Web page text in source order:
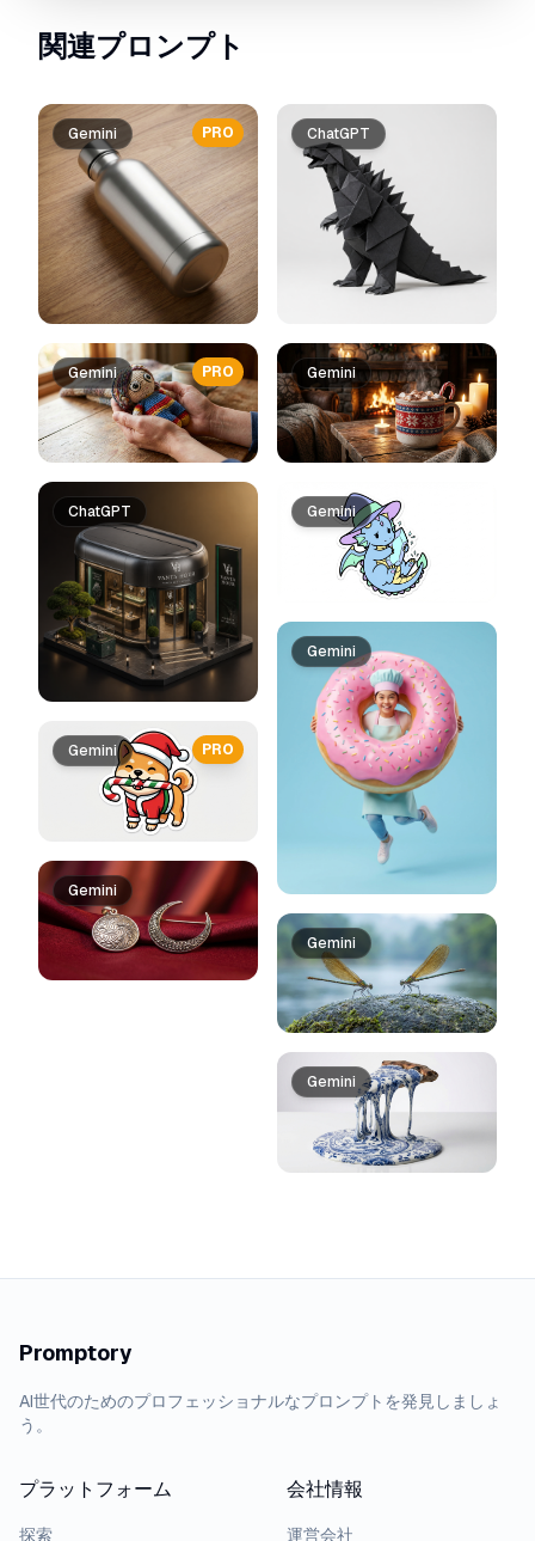
関連プロンプト
PRO
Gemini
PRO
Gemini
ChatGPT
PRO
Gemini
Gemini
ChatGPT
Gemini
Gemini
Gemini
Gemini
Gemini
Promptory
AI世代のためのプロフェッショナルなプロンプトを発見しましょ
う。
プラットフォーム
探索
会社情報
運営会社